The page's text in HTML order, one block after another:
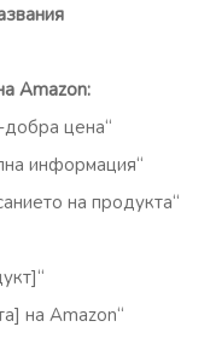
Amazon:
цена“
информация“
на продукта“
на Amazon“